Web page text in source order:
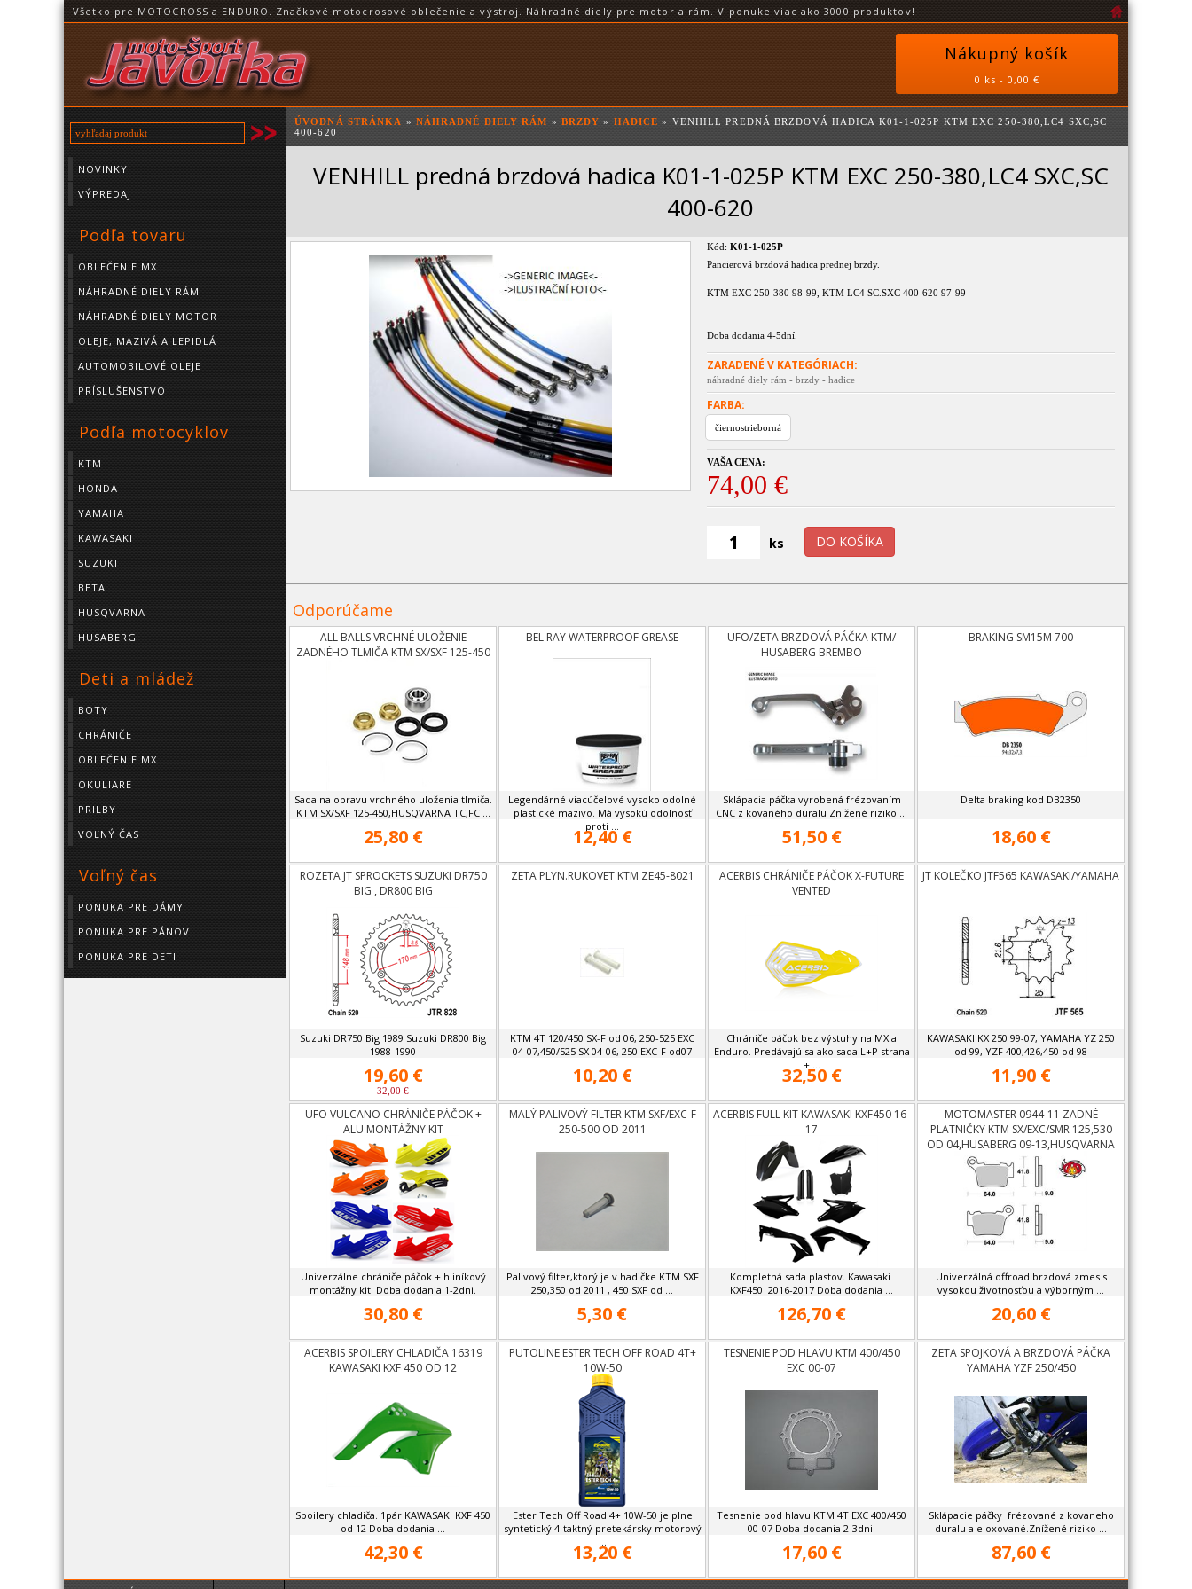
Všetko pre MOTOCROSS a ENDURO. Značkové motocrosové oblečenie a výstroj. Náhradné diely pre motor a rám. V ponuke viac ako 3000 produktov!
Nákupný košík
0 ks - 0,00 €
NOVINKY
VÝPREDAJ
Podľa tovaru
OBLEČENIE MX
NÁHRADNÉ DIELY RÁM
NÁHRADNÉ DIELY MOTOR
OLEJE, MAZIVÁ A LEPIDLÁ
AUTOMOBILOVÉ OLEJE
PRÍSLUŠENSTVO
Podľa motocyklov
KTM
HONDA
YAMAHA
KAWASAKI
SUZUKI
BETA
HUSQVARNA
HUSABERG
Deti a mládež
BOTY
CHRÁNIČE
OBLEČENIE MX
OKULIARE
PRILBY
VOĽNÝ ČAS
Voľný čas
PONUKA PRE DÁMY
PONUKA PRE PÁNOV
PONUKA PRE DETI
ÚVODNÁ STRÁNKA » NÁHRADNÉ DIELY RÁM » BRZDY » HADICE » VENHILL PREDNÁ BRZDOVÁ HADICA K01-1-025P KTM EXC 250-380,LC4 SXC,SC
400-620
VENHILL predná brzdová hadica K01-1-025P KTM EXC 250-380,LC4 SXC,SC
400-620
Kód: K01-1-025P
Pancierová brzdová hadica prednej brzdy.
KTM EXC 250-380 98-99, KTM LC4 SC.SXC 400-620 97-99
Doba dodania 4-5dní.
ZARADENÉ V KATEGÓRIACH:
náhradné diely rám - brzdy - hadice
FARBA:
čiernostrieborná
VAŠA CENA:
74,00 €
ks
Odporúčame
ALL BALLS VRCHNÉ ULOŽENIE
ZADNÉHO TLMIČA KTM SX/SXF 125-450
OD 11,HUSQVARNA OD 14
Sada na opravu vrchného uloženia tlmiča.
KTM SX/SXF 125-450,HUSQVARNA TC,FC ...
25,80 €
BEL RAY WATERPROOF GREASE
Legendárné viacúčelové vysoko odolné
plastické mazivo. Má vysokú odolnosť
proti ...
12,40 €
UFO/ZETA BRZDOVÁ PÁČKA KTM/
HUSABERG BREMBO
Sklápacia páčka vyrobená frézovaním
CNC z kovaného duralu Znížené riziko ...
51,50 €
BRAKING SM15M 700
Delta braking kod DB2350
18,60 €
ROZETA JT SPROCKETS SUZUKI DR750
BIG , DR800 BIG
Suzuki DR750 Big 1989 Suzuki DR800 Big
1988-1990
19,60 €
32,00 €
ZETA PLYN.RUKOVET KTM ZE45-8021
KTM 4T 120/450 SX-F od 06, 250-525 EXC
04-07,450/525 SX 04-06, 250 EXC-F od07
10,20 €
ACERBIS CHRÁNIČE PÁČOK X-FUTURE
VENTED
Chrániče páčok bez výstuhy na MX a
Enduro. Predávajú sa ako sada L+P strana
+ ...
32,50 €
JT KOLEČKO JTF565 KAWASAKI/YAMAHA
KAWASAKI KX 250 99-07, YAMAHA YZ 250
od 99, YZF 400,426,450 od 98
11,90 €
UFO VULCANO CHRÁNIČE PÁČOK +
ALU MONTÁŽNY KIT
Univerzálne chrániče páčok + hliníkový
montážny kit. Doba dodania 1-2dni.
30,80 €
MALÝ PALIVOVÝ FILTER KTM SXF/EXC-F
250-500 OD 2011
Palivový filter,ktorý je v hadičke KTM SXF
250,350 od 2011 , 450 SXF od ...
5,30 €
ACERBIS FULL KIT KAWASAKI KXF450 16-
17
Kompletná sada plastov. Kawasaki
KXF450 2016-2017 Doba dodania ...
126,70 €
MOTOMASTER 0944-11 ZADNÉ
PLATNIČKY KTM SX/EXC/SMR 125,530
OD 04,HUSABERG 09-13,HUSQVARNA
OD 06
Univerzálná offroad brzdová zmes s
vysokou životnosťou a výborným ...
20,60 €
ACERBIS SPOILERY CHLADIČA 16319
KAWASAKI KXF 450 OD 12
Spoilery chladiča. 1pár KAWASAKI KXF 450
od 12 Doba dodania ...
42,30 €
PUTOLINE ESTER TECH OFF ROAD 4T+
10W-50
Ester Tech Off Road 4+ 10W-50 je plne
syntetický 4-taktný pretekársky motorový
13,20 €
TESNENIE POD HLAVU KTM 400/450
EXC 00-07
Tesnenie pod hlavu KTM 4T EXC 400/450
00-07 Doba dodania 2-3dni.
17,60 €
ZETA SPOJKOVÁ A BRZDOVÁ PÁČKA
YAMAHA YZF 250/450
Sklápacie páčky frézované z kovaneho
duralu a eloxované.Znížené riziko ...
87,60 €